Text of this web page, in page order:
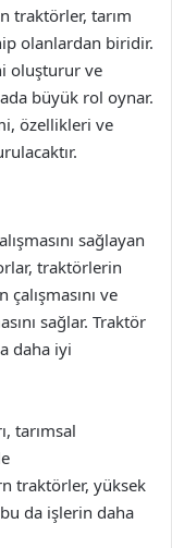
traktörler, tarım
olanlardan biridir.
oluşturur ve
büyük rol oynar.
özellikleri ve
sağlayan
traktörlerin
ve
sağlar. Traktör
daha iyi
tarımsal
traktörler, yüksek
da işlerin daha